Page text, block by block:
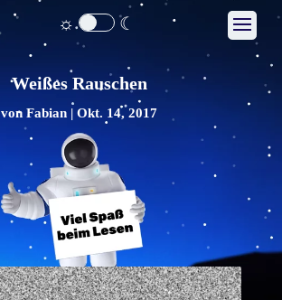
☼ ☾
Weißes Rauschen
vonFabian |Okt. 14, 2017